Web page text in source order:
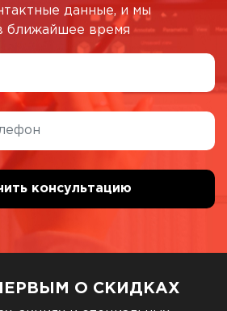
данные, и мы
ближайшее время
О СКИДКАХ